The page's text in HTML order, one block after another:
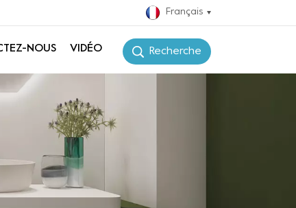
Français
Recherche
NOUS VIDÉO